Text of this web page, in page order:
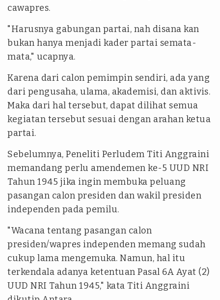
cawapres.
"Harusnya gabungan partai, nah disana kan
bukan hanya menjadi kader partai semata-
mata," ucapnya.
Karena dari calon pemimpin sendiri, ada yang
dari pengusaha, ulama, akademisi, dan aktivis.
Maka dari hal tersebut, dapat dilihat semua
kegiatan tersebut sesuai dengan arahan ketua
partai.
Sebelumnya, Peneliti Perludem Titi Anggraini
memandang perlu amendemen ke-5 UUD NRI
Tahun 1945 jika ingin membuka peluang
pasangan calon presiden dan wakil presiden
independen pada pemilu.
"Wacana tentang pasangan calon
presiden/wapres independen memang sudah
cukup lama mengemuka. Namun, hal itu
terkendala adanya ketentuan Pasal 6A Ayat (2)
UUD NRI Tahun 1945," kata Titi Anggraini